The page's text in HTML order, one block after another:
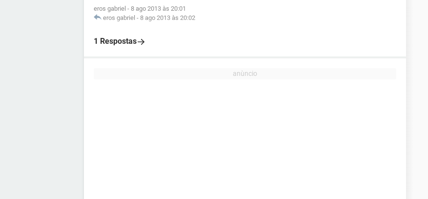
eros gabriel - 8 ago 2013 às 20:01
eros gabriel - 8 ago 2013 às 20:02
1 Respostas